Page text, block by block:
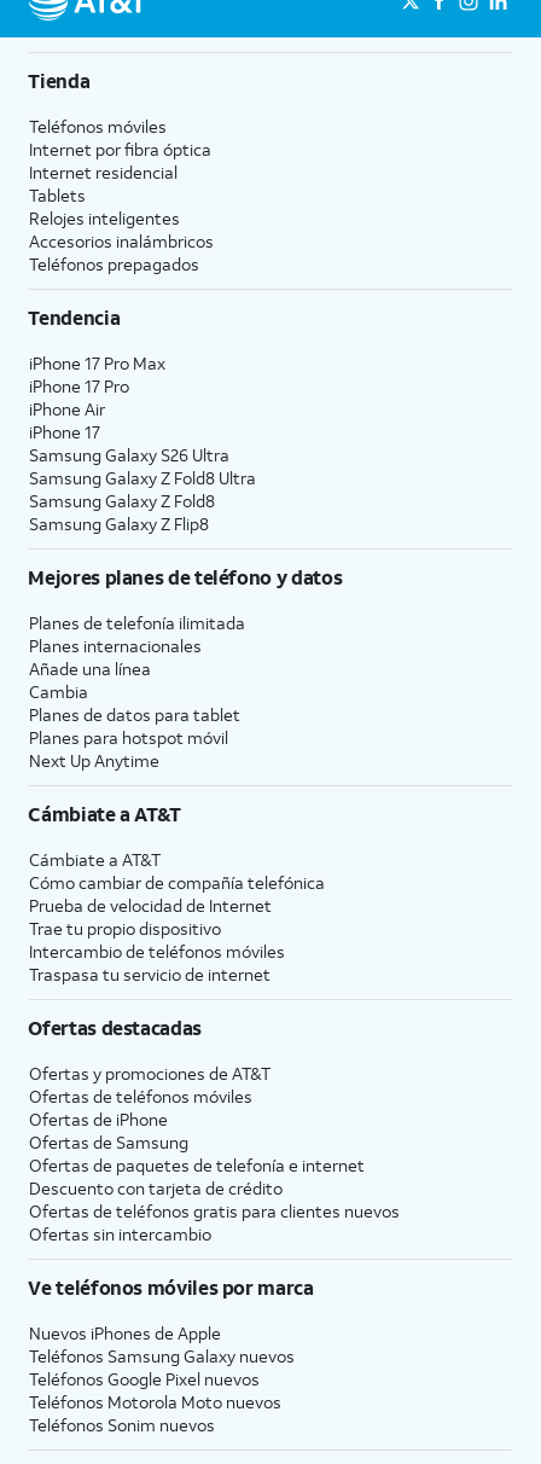
Tienda
Teléfonos móviles
Internet por fibra óptica
Internet residencial
Tablets
Relojes inteligentes
Accesorios inalámbricos
Teléfonos prepagados
Tendencia
iPhone 17 Pro Max
iPhone 17 Pro
iPhone Air
iPhone 17
Samsung Galaxy S26 Ultra
Samsung Galaxy Z Fold8 Ultra
Samsung Galaxy Z Fold8
Samsung Galaxy Z Flip8
Mejores planes de teléfono y datos
Planes de telefonía ilimitada
Planes internacionales
Añade una línea
Cambia
Planes de datos para tablet
Planes para hotspot móvil
Next Up Anytime
Cámbiate aAT&T
Cámbiate a AT&T
Cómo cambiar de compañía telefónica
Prueba de velocidad de Internet
Trae tu propio dispositivo
Intercambio de teléfonos móviles
Traspasa tu servicio de internet
Ofertas destacadas
Ofertas y promociones de AT&T
Ofertas de teléfonos móviles
Ofertas de iPhone
Ofertas de Samsung
Ofertas de paquetes de telefonía e internet
Descuento con tarjeta de crédito
Ofertas de teléfonos gratis para clientes nuevos
Ofertas sin intercambio
Ve teléfonos móviles por marca
Nuevos iPhones de Apple
Teléfonos Samsung Galaxy nuevos
Teléfonos Google Pixel nuevos
Teléfonos Motorola Moto nuevos
Teléfonos Sonim nuevos